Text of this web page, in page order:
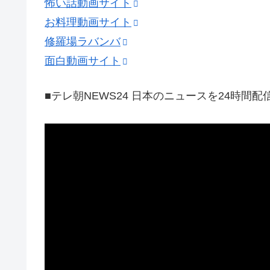
怖い話動画サイト
お料理動画サイト
修羅場ラバンバ
面白動画サイト
■テレ朝NEWS24 日本のニュースを24時間配